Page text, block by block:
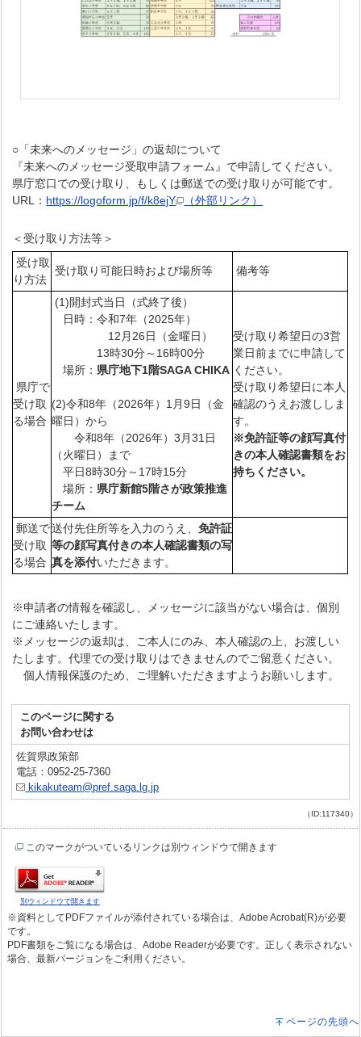
○「未来へのメッセージ」の返却について
『未来へのメッセージ受取申請フォーム』で申請してください。
県庁窓口での受け取り、もしくは郵送での受け取りが可能です。
URL： https://logoform.jp/f/k8ejY （外部リンク）
＜受け取り方法等＞
受け取
り方法
受け取り可能日時および場所等 備考等
県庁で
受け取
る場合
(1)開封式当日（式終了後）
日時：令和7年（2025年）
12月26日（金曜日）
13時30分～16時00分
場所： 県庁地下1階SAGA CHIKA
(2)令和8年（2026年）1月9日（金
曜日）から
令和8年（2026年）3月31日
（火曜日）まで
平日8時30分～17時15分
場所： 県庁新館5階さが政策推進
チーム
受け取り希望日の3営
業日前までに申請して
ください。
受け取り希望日に本人
確認のうえお渡ししま
す。
※免許証等の顔写真付
きの本人確認書類をお
持ちください。
郵送で
受け取
る場合
送付先住所等を入力のうえ、免許証
等の顔写真付きの本人確認書類の写
真を添付いただきます。
※申請者の情報を確認し、メッセージに該当がない場合は、個別
にご連絡いたします。
※メッセージの返却は、ご本人にのみ、本人確認の上、お渡しい
たします。代理での受け取りはできませんのでご留意ください。
個人情報保護のため、ご理解いただきますようお願いします。
このページに関する
お問い合わせは
佐賀県政策部
電話：0952-25-7360
kikakuteam@pref.saga.lg.jp
（ID:117340）
このマークがついているリンクは別ウィンドウで開きます
別ウィンドウで開きます
※資料としてPDFファイルが添付されている場合は、Adobe Acrobat(R)が必要
です。
PDF書類をご覧になる場合は、Adobe Readerが必要です。正しく表示されない
場合、最新バージョンをご利用ください。
ページの先頭へ